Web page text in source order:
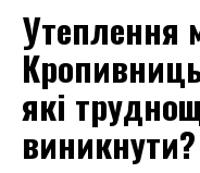
Утеплення
які
виникнути?